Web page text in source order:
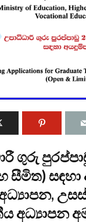
ගුරු
සීමිත)
අධ්‍යාපන
2027 1
පාසල් ප්‍රවේශ
අයදුම්පත,
චක්‍රලේඛ